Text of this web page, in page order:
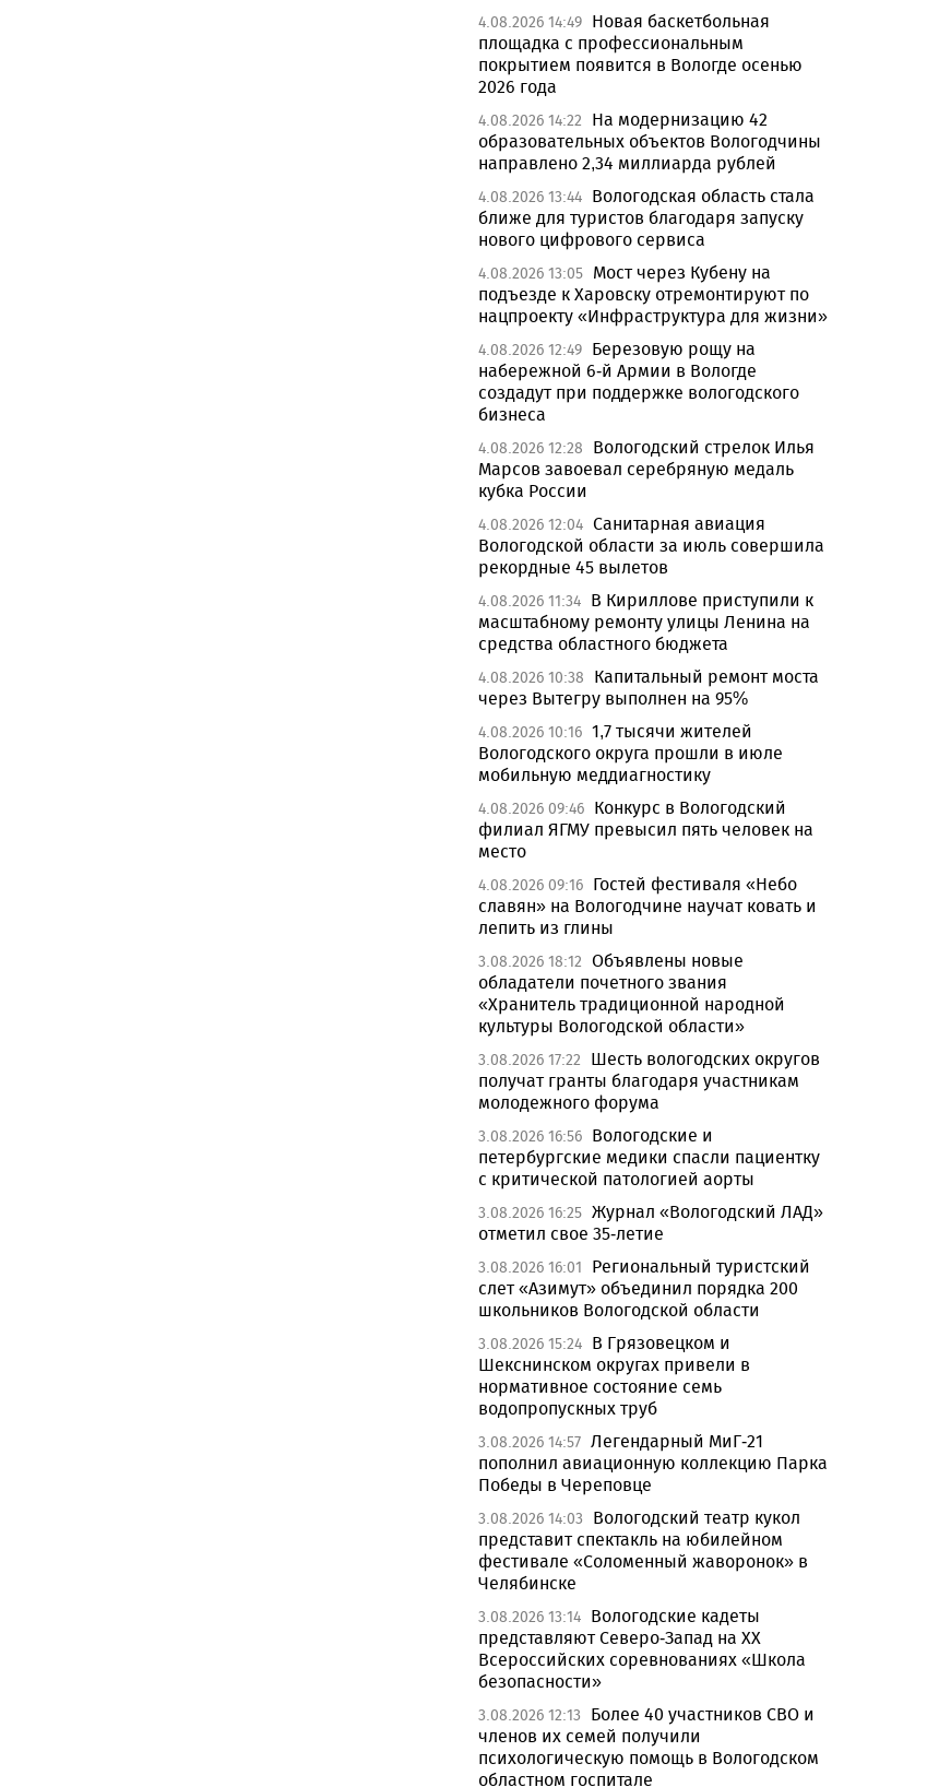
4.08.2026 14:49 Новая баскетбольная
площадка с профессиональным
покрытием появится в Вологде осенью
2026 года
4.08.2026 14:22
На модернизацию 42
образовательных объектов Вологодчины
направлено 2,34 миллиарда рублей
4.08.2026 13:44 Вологодская область стала
ближе для туристов благодаря запуску
нового цифрового сервиса
4.08.2026 13:05 Мост через Кубену на
подъезде к Харовску отремонтируют по
нацпроекту «Инфраструктура для жизни»
4.08.2026 12:49 Березовую рощу на
набережной 6-й Армии в Вологде
создадут при поддержке вологодского
бизнеса
4.08.2026 12:28
Вологодский стрелок Илья
Марсов завоевал серебряную медаль
кубка России
4.08.2026 12:04 Санитарная авиация
Вологодской области за июль совершила
рекордные 45 вылетов
4.08.2026 11:34 В Кириллове приступили к
масштабному ремонту улицы Ленина на
средства областного бюджета
4.08.2026 10:38
Капитальный ремонт моста
через Вытегру выполнен на 95%
4.08.2026 10:16 1,7 тысячи жителей
Вологодского округа прошли в июле
мобильную меддиагностику
4.08.2026 09:46 Конкурс в Вологодский
филиал ЯГМУ превысил пять человек на
место
4.08.2026 09:16 Гостей фестиваля «Небо
славян» на Вологодчине научат ковать и
лепить из глины
3.08.2026 18:12 Объявлены новые
обладатели почетного звания
«Хранитель традиционной народной
культуры Вологодской области»
3.08.2026 17:22
Шесть вологодских округов
получат гранты благодаря участникам
молодежного форума
3.08.2026 16:56 Вологодские и
петербургские медики спасли пациентку
с критической патологией аорты
3.08.2026 16:25 Журнал «Вологодский ЛАД»
отметил свое 35-летие
3.08.2026 16:01
Региональный туристский
слет «Азимут» объединил порядка 200
школьников Вологодской области
3.08.2026 15:24 В Грязовецком и
Шекснинском округах привели в
нормативное состояние семь
водопропускных труб
3.08.2026 14:57 Легендарный МиГ-21
пополнил авиационную коллекцию Парка
Победы в Череповце
3.08.2026 14:03
Вологодский театр кукол
представит спектакль на юбилейном
фестивале «Соломенный жаворонок» в
Челябинске
3.08.2026 13:14 Вологодские кадеты
представляют Северо-Запад на XX
Всероссийских соревнованиях «Школа
безопасности»
3.08.2026 12:13
Более 40 участников СВО и
членов их семей получили
психологическую помощь в Вологодском
областном госпитале